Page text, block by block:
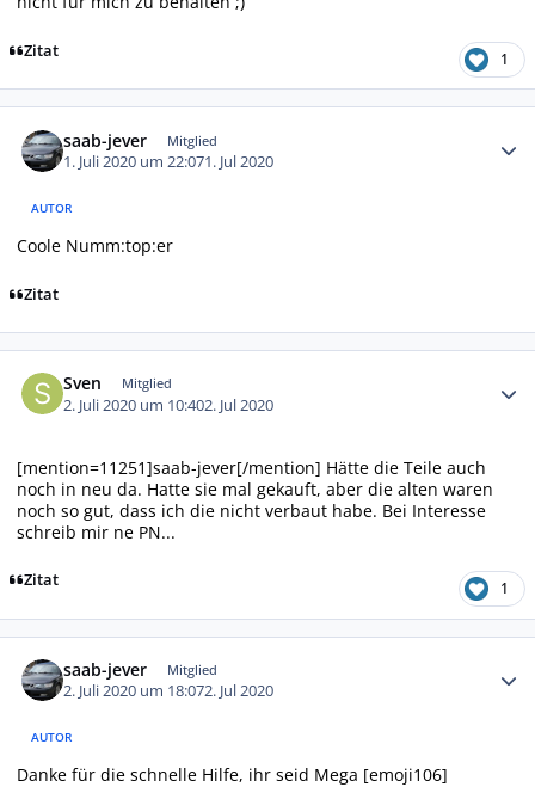
Zitat 1
saab-jever Mitglied
1. Juli 2020 um 22:071. Jul 2020
AUTOR
Coole Numm:top:er
Zitat
Sven Mitglied
2. Juli 2020 um 10:402. Jul 2020
[mention=11251]saab-jever[/mention] Hätte die Teile auch
noch in neu da. Hatte sie mal gekauft, aber die alten waren
noch so gut, dass ich die nicht verbaut habe. Bei Interesse
schreib mir ne PN...
Zitat 1
saab-jever Mitglied
2. Juli 2020 um 18:072. Jul 2020
AUTOR
Danke für die schnelle Hilfe, ihr seid Mega [emoji106]